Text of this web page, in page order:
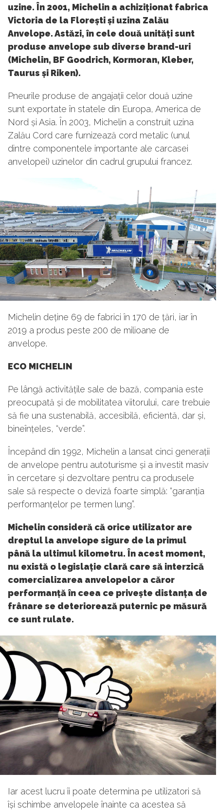
uzine. În 2001, Michelin a achiziționat fabrica
Victoria de la Florești și uzina Zalău
Anvelope. Astăzi, în cele două unități sunt
produse anvelope sub diverse brand-uri
(Michelin, BF Goodrich, Kormoran, Kleber,
Taurus și Riken).
Pneurile produse de angajații celor două uzine
sunt exportate în statele din Europa, America de
Nord și Asia. În 2003, Michelin a construit uzina
Zalău Cord care furnizează cord metalic (unul
dintre componentele importante ale carcasei
anvelopei) uzinelor din cadrul grupului francez.
Michelin deține 69 de fabrici în 170 de țări, iar în
2019 a produs peste 200 de milioane de
anvelope.
ECO MICHELIN
Pe lângă activitățile sale de bază, compania este
preocupată și de mobilitatea viitorului, care trebuie
să fie una sustenabilă, accesibilă, eficientă, dar și,
bineînțeles, “verde”.
Începând din 1992, Michelin a lansat cinci generații
de anvelope pentru autoturisme și a investit masiv
în cercetare și dezvoltare pentru ca produsele
sale să respecte o deviză foarte simplă: “garanția
performanțelor pe termen lung”.
Michelin consideră că orice utilizator are
dreptul la anvelope sigure de la primul
până la ultimul kilometru. În acest moment,
nu există o legislație clară care să interzică
comercializarea anvelopelor a căror
performanță în ceea ce privește distanța de
frânare se deteriorează puternic pe măsură
ce sunt rulate.
Iar acest lucru îi poate determina pe utilizatori să
își schimbe anvelopele înainte ca acestea să